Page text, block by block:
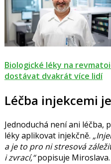
Biologické léky na
dostávat dvakrát více lidí
Léčba injekcemi
Jednoduchá není ani léčba,
léky aplikovat injekčně.
a je to pro ni stresová
i zvrací,“popisuje Miroslava.